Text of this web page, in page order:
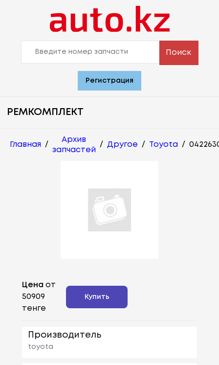
Поиск
Регистрация
РЕМКОМПЛЕКТ
Главная /
Архив
запчастей
/ Другое / Toyota /
Цена от
50909
тенге
Купить
Производитель
toyota